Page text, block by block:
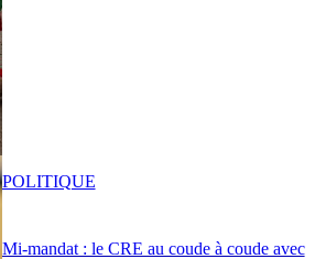
Mi-mandat : le CRE au coude à coude avec
POLITIQUE